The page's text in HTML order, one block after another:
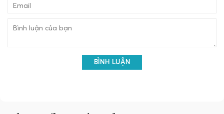
BÌNH LUẬN